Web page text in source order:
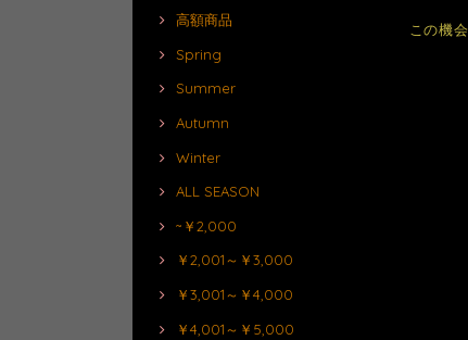
高額商品
Spring
Summer
Autumn
Winter
ALL SEASON
~￥2,000
￥2,001～￥3,000
￥3,001～￥4,000
￥4,001～￥5,000
この機